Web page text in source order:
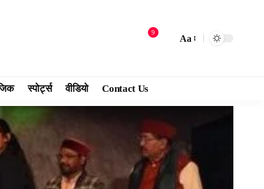
9
Aa
स्पोर्ट्स वीडियो Contact Us